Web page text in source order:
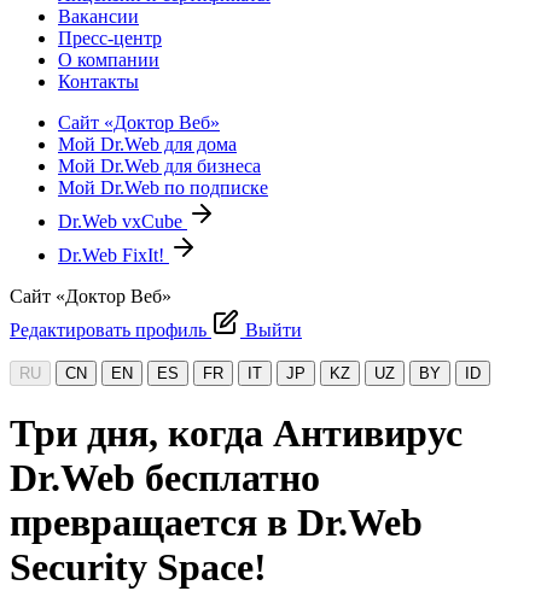
Вакансии
Пресс-центр
О компании
Контакты
Сайт «Доктор Веб»
Мой Dr.Web для дома
Мой Dr.Web для бизнеса
Мой Dr.Web по подписке
Dr.Web vxCube
Dr.Web FixIt!
Сайт «Доктор Веб»
Редактировать профиль
Выйти
RU CN EN ES FR IT JP KZ UZ BY ID
Три дня, когда Антивирус
Dr.Web бесплатно
превращается в Dr.Web
Security Space!